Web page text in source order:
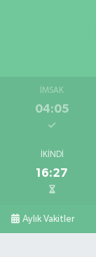
İMSAK
04:05
İKINDI
16:27
Aylık Vakitler